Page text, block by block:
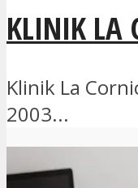
KLINIK LA
Klinik La
2003...